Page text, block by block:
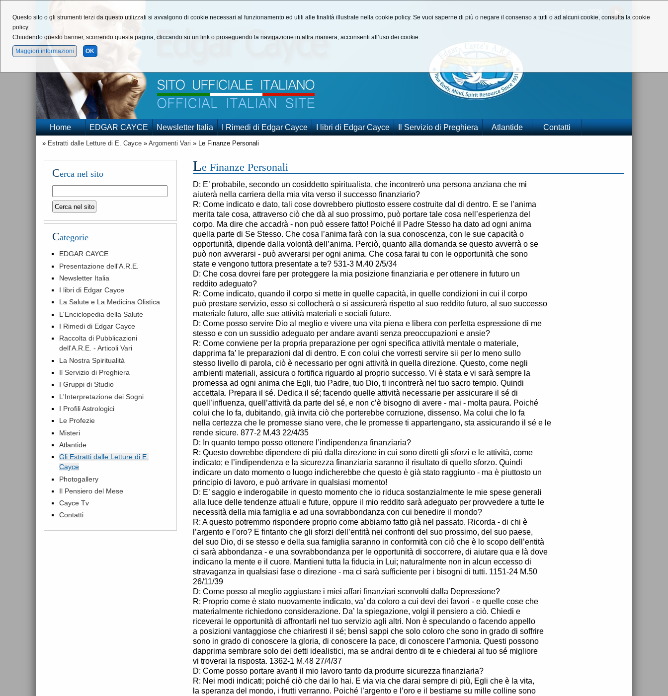
sabato 8 agosto 2026
Home EDGAR CAYCE Newsletter Italia I Rimedi di Edgar Cayce I libri di Edgar Cayce Il Servizio di Preghiera Atlantide Contatti
» Estratti dalle Letture di E. Cayce » Argomenti Vari » Le Finanze Personali
Le Finanze Personali
D: E’ probabile, secondo un cosiddetto spiritualista, che incontrerò una persona anziana che mi
aiuterà nella carriera della mia vita verso il successo finanziario?
R: Come indicato e dato, tali cose dovrebbero piuttosto essere costruite dal di dentro. E se l’anima
merita tale cosa, attraverso ciò che dà al suo prossimo, può portare tale cosa nell’esperienza del
corpo. Ma dire che accadrà - non può essere fatto! Poiché il Padre Stesso ha dato ad ogni anima
quella parte di Se Stesso. Che cosa l’anima farà con la sua conoscenza, con le sue capacità o
opportunità, dipende dalla volontà dell’anima. Perciò, quanto alla domanda se questo avverrà o se
può non avverarsi - può avverarsi per ogni anima. Che cosa farai tu con le opportunità che sono
state e vengono tuttora presentate a te? 531-3 M.40 2/5/34
D: Che cosa dovrei fare per proteggere la mia posizione finanziaria e per ottenere in futuro un
reddito adeguato?
R: Come indicato, quando il corpo si mette in quelle capacità, in quelle condizioni in cui il corpo
può prestare servizio, esso si collocherà o si assicurerà rispetto al suo reddito futuro, al suo successo
materiale futuro, alle sue attività materiali e sociali future.
D: Come posso servire Dio al meglio e vivere una vita piena e libera con perfetta espressione di me
stesso e con un sussidio adeguato per andare avanti senza preoccupazioni e ansie?
R: Come conviene per la propria preparazione per ogni specifica attività mentale o materiale,
dapprima fa’ le preparazioni dal di dentro. E con colui che vorresti servire sii per lo meno sullo
stesso livello di parola, ciò è necessario per ogni attività in quella direzione. Questo, come negli
ambienti materiali, assicura o fortifica riguardo al proprio successo. Vi è stata e vi sarà sempre la
promessa ad ogni anima che Egli, tuo Padre, tuo Dio, ti incontrerà nel tuo sacro tempio. Quindi
accettala. Prepara il sé. Dedica il sé; facendo quelle attività necessarie per assicurare il sé di
quell’influenza, quell’attività da parte del sé, e non c’è bisogno di avere - mai - molta paura. Poiché
colui che lo fa, dubitando, già invita ciò che porterebbe corruzione, dissenso. Ma colui che lo fa
nella certezza che le promesse siano vere, che le promesse ti appartengano, sta assicurando il sé e le
rende sicure. 877-2 M.43 22/4/35
D: In quanto tempo posso ottenere l’indipendenza finanziaria?
R: Questo dovrebbe dipendere di più dalla direzione in cui sono diretti gli sforzi e le attività, come
indicato; e l’indipendenza e la sicurezza finanziaria saranno il risultato di quello sforzo. Quindi
indicare un dato momento o luogo indicherebbe che questo è già stato raggiunto - ma è piuttosto un
principio di lavoro, e può arrivare in qualsiasi momento!
D: E’ saggio e inderogabile in questo momento che io riduca sostanzialmente le mie spese generali
alla luce delle tendenze attuali e future, oppure il mio reddito sarà adeguato per provvedere a tutte le
necessità della mia famiglia e ad una sovrabbondanza con cui benedire il mondo?
R: A questo potremmo rispondere proprio come abbiamo fatto già nel passato. Ricorda - di chi è
l’argento e l’oro? E fintanto che gli sforzi dell’entità nei confronti del suo prossimo, del suo paese,
del suo Dio, di se stesso e della sua famiglia saranno in conformità con ciò che è lo scopo dell’entità
ci sarà abbondanza - e una sovrabbondanza per le opportunità di soccorrere, di aiutare qua e là dove
indicano la mente e il cuore. Mantieni tutta la fiducia in Lui; naturalmente non in alcun eccesso di
stravaganza in qualsiasi fase o direzione - ma ci sarà sufficiente per i bisogni di tutti. 1151-24 M.50
26/11/39
D: Come posso al meglio aggiustare i miei affari finanziari sconvolti dalla Depressione?
R: Proprio come è stato nuovamente indicato, va’ da coloro a cui devi dei favori - e quelle cose che
materialmente richiedono considerazione. Da’ la spiegazione, volgi il pensiero a ciò. Chiedi e
riceverai le opportunità di affrontarli nel tuo servizio agli altri. Non è speculando o facendo appello
a posizioni vantaggiose che chiariresti il sé; bensì sappi che solo coloro che sono in grado di soffrire
sono in grado di conoscere la gloria, di conoscere la pace, di conoscere l’armonia. Questi possono
dapprima sembrare solo dei detti idealistici, ma se andrai dentro di te e chiederai al tuo sé migliore
vi troverai la risposta. 1362-1 M.48 27/4/37
D: Come posso portare avanti il mio lavoro tanto da produrre sicurezza finanziaria?
R: Nei modi indicati; poiché ciò che dai lo hai. E via via che darai sempre di più, Egli che è la vita,
la speranza del mondo, i frutti verranno. Poiché l’argento e l’oro e il bestiame su mille colline sono
Cerca nel sito
Categorie
EDGAR CAYCE
Presentazione dell'A.R.E.
Newsletter Italia
I libri di Edgar Cayce
La Salute e La Medicina Olistica
L'Enciclopedia della Salute
I Rimedi di Edgar Cayce
Raccolta di Pubblicazioni
dell'A.R.E. - Articoli Vari
La Nostra Spiritualità
Il Servizio di Preghiera
I Gruppi di Studio
L'Interpretazione dei Sogni
I Profili Astrologici
Le Profezie
Misteri
Atlantide
Gli Estratti dalle Letture di E.
Cayce
Photogallery
Il Pensiero del Mese
Cayce Tv
Contatti
Questo sito o gli strumenti terzi da questo utilizzati si avvalgono di cookie necessari al funzionamento ed utili alle finalità illustrate nella cookie policy. Se vuoi saperne di più o negare il consenso a tutti o ad alcuni cookie, consulta la cookie
policy.
Chiudendo questo banner, scorrendo questa pagina, cliccando su un link o proseguendo la navigazione in altra maniera, acconsenti all’uso dei cookie.
Maggiori informazioni
OK